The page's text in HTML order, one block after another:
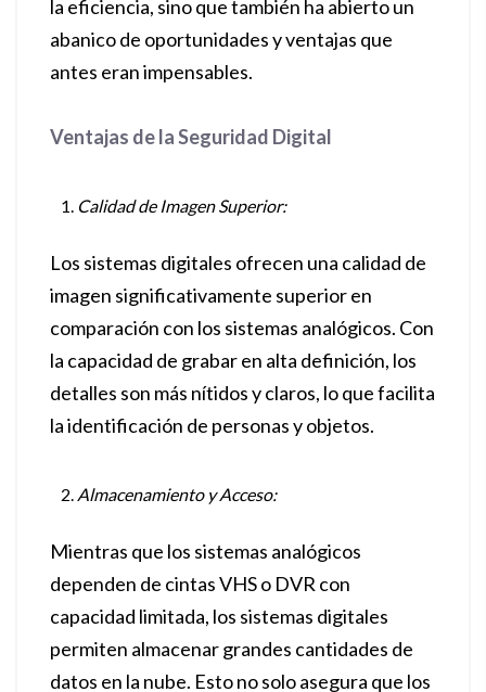
la eficiencia, sino que también ha abierto un
abanico de oportunidades y ventajas que
antes eran impensables.
Ventajas de la Seguridad Digital
Calidad de Imagen Superior:
Los sistemas digitales ofrecen una calidad de
imagen significativamente superior en
comparación con los sistemas analógicos. Con
la capacidad de grabar en alta definición, los
detalles son más nítidos y claros, lo que facilita
la identificación de personas y objetos.
Almacenamiento y Acceso:
Mientras que los sistemas analógicos
dependen de cintas VHS o DVR con
capacidad limitada, los sistemas digitales
permiten almacenar grandes cantidades de
datos en la nube. Esto no solo asegura que los